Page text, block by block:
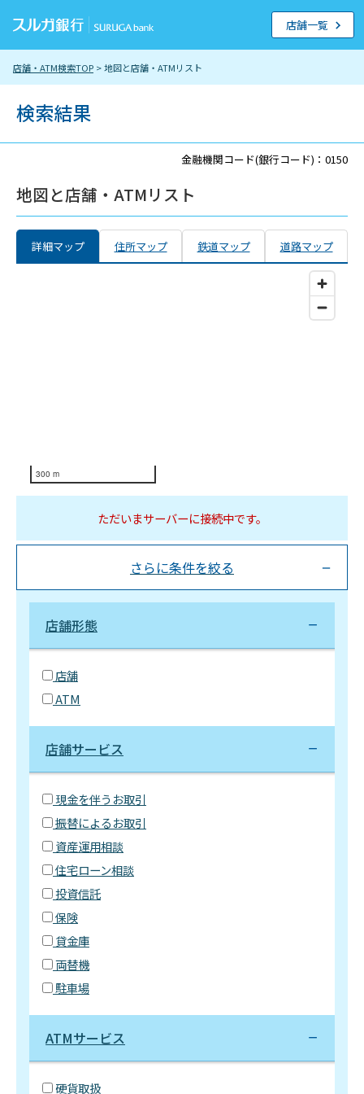
店舗・ATM検索TOP > 地図と店舗・ATMリスト
店舗一覧
検索結果
金融機関コード(銀行コード)：0150
地図と店舗・ATMリスト
詳細マップ 住所マップ 鉄道マップ 道路マップ
300 m
ただいまサーバーに接続中です。
さらに条件を絞る
店舗形態
店舗
ATM
店舗サービス
現金を伴うお取引
振替によるお取引
資産運用相談
住宅ローン相談
投資信託
保険
貸金庫
両替機
駐車場
ATMサービス
硬貨取扱